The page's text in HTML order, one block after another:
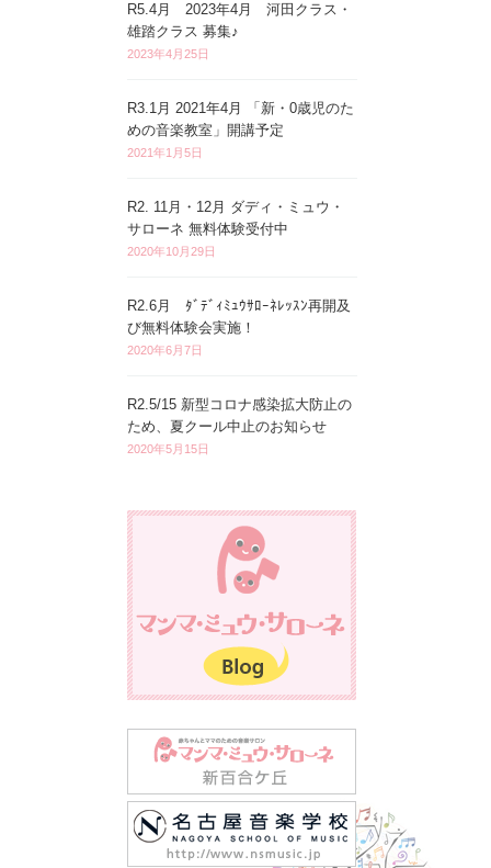
R5.4月 2023年4月 河田クラス・
雄踏クラス 募集♪
2023年4月25日
R3.1月 2021年4月 「新・0歳児のた
めの音楽教室」開講予定
2021年1月5日
R2. 11月・12月 ダディ・ミュウ・
サローネ 無料体験受付中
2020年10月29日
R2.6月 ﾀﾞﾃﾞｨﾐｭｳｻﾛｰﾈﾚｯｽﾝ再開及
び無料体験会実施！
2020年6月7日
R2.5/15 新型コロナ感染拡大防止の
ため、夏クール中止のお知らせ
2020年5月15日